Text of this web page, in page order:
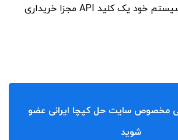
می‌بایست برای هر سیستم خود یک کلید API مجزا خریداری
مخصوص سایت حل کپچا ایرانی عضو
شوید